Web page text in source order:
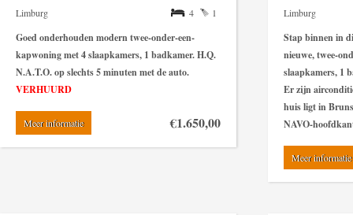
4 1
Limburg
Goed onderhouden modern twee-onder-een-
kapwoning met 4 slaapkamers, 1 badkamer. H.Q.
N.A.T.O. op slechts 5 minuten met de auto.
VERHUURD
Meer informatie €1.650,00
Limburg
Stap binnen in
nieuwe, twee-
slaapkamers, 1
Er zijn
huis ligt in
NAVO-
Meer informatie